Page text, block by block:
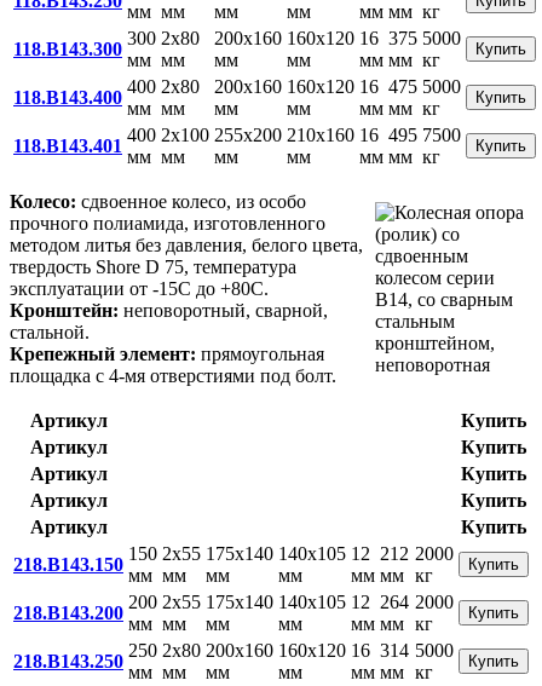
мм мм мм мм мм мм кг
118.B143.300
300
мм
2x80
мм
200x160
мм
160x120
мм
16
мм
375
мм
5000
кг
Купить
118.B143.400
400
мм
2x80
мм
200x160
мм
160x120
мм
16
мм
475
мм
5000
кг
Купить
118.B143.401
400
мм
2x100
мм
255x200
мм
210x160
мм
16
мм
495
мм
7500
кг
Купить
Колесо: сдвоенное колесо, из особо
прочного полиамида, изготовленного
методом литья без давления, белого цвета,
твердость Shore D 75, температура
эксплуатации от -15С до +80С.
Кронштейн: неповоротный, сварной,
стальной.
Крепежный элемент: прямоугольная
площадка с 4-мя отверстиями под болт.
Артикул
Купить
Артикул
Купить
Артикул
Купить
Артикул
Купить
Артикул
Купить
218.B143.150
150
мм
2x55
мм
175x140
мм
140x105
мм
12
мм
212
мм
2000
кг
Купить
218.B143.200
200
мм
2x55
мм
175x140
мм
140x105
мм
12
мм
264
мм
2000
кг
Купить
218.B143.250
250
мм
2x80
мм
200x160
мм
160x120
мм
16
мм
314
мм
5000
кг
Купить